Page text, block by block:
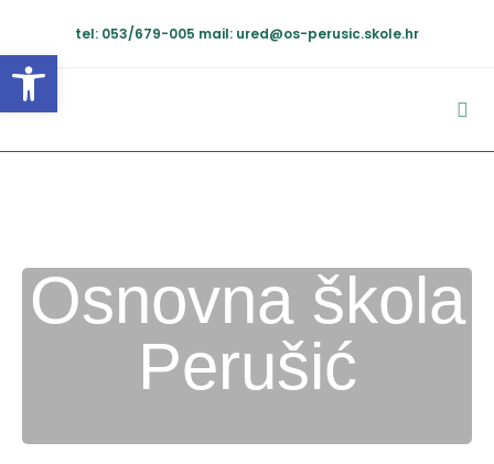
Open toolbar
tel: 053/679-005 mail: ured@os-perusic.skole.hr
Osnovna škola
Perušić